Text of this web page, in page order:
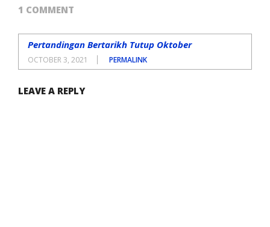
1 COMMENT
Pertandingan Bertarikh Tutup Oktober
OCTOBER 3, 2021 PERMALINK
LEAVE A REPLY